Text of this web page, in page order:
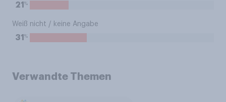
21 %
Weiß nicht / keine Angabe
31 %
Verwandte Themen